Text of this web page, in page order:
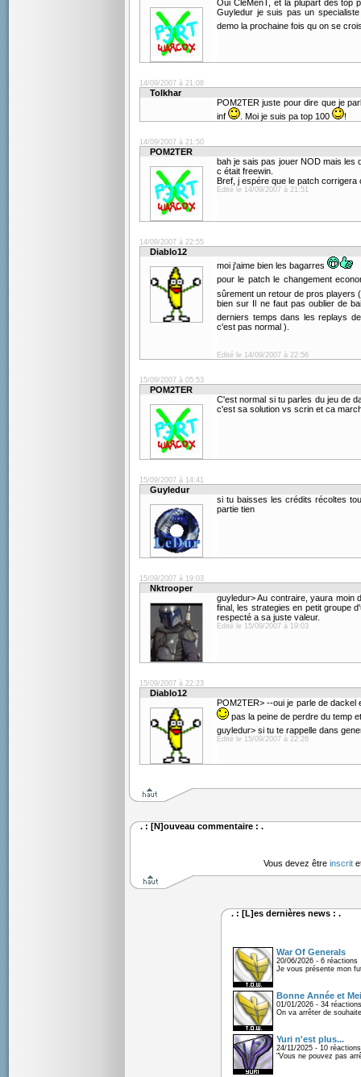
Oui CleMenT, et la plupart des top
Guyledur je suis pas un
demo la prochaine fois qu on se
14/09/2007 à 21:08
Tolkhar
POM2TER juste pour dire que je
inf
. Moi je suis pa top 100 !
14/09/2007 à 21:50
POM2TER
bah je sais pas jouer NOD mais les
c était freewin.
Bref, j espére que le patch corrigera
Edité le 14/09/2007 à 21:51
14/09/2007 à 22:55
Diablo12
moi j'aime bien les bagarres
pour le patch le changement
sûrement un retour de pros players
bien sur Il ne faut pas oublier de
derniers temps dans les replays
c'est pas normal ).
Edité le 14/09/2007 à 22:56
15/09/2007 à 05:53
POM2TER
C'est normal si tu parles du jeu de
c'est sa solution vs scrin et ca
15/09/2007 à 14:41
Guyledur
si tu baisses les crédits récoltes
partie tien
15/09/2007 à 19:03
Nktrooper
guyledur> Au contraire, yaura moin
final, les strategies en petit groupe
respecté a sa juste valeur.
Edité le 15/09/2007 à 19:03
15/09/2007 à 22:23
Diablo12
POM2TER> --oui je parle de
pas la peine de perdre du temp
guyledur> si tu te rappelle dans
Edité le 15/09/2007 à 22:26
. : [N]ouveau commentaire : .
Vous devez être inscrit
. : [L]es dernières news : .
War Of Generals
20/06/2026 - 6 réactions
Je vous présente mon
Bonne Année et
01/01/2026 - 34 réactions
On va arrêter de
Yuri n'est plus...
24/11/2025 - 10 réactions
"Vous ne pouvez pas